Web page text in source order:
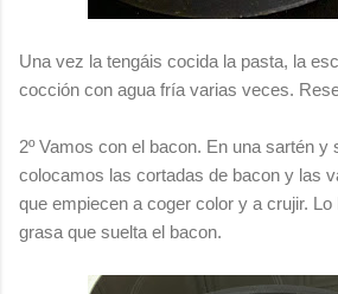
Una vez la tengáis cocida la pasta, la
cocción con agua fría varias veces.
2º Vamos con el bacon. En una sartén y
colocamos las cortadas de bacon y las
que empiecen a coger color y a crujir.
grasa que suelta el bacon.